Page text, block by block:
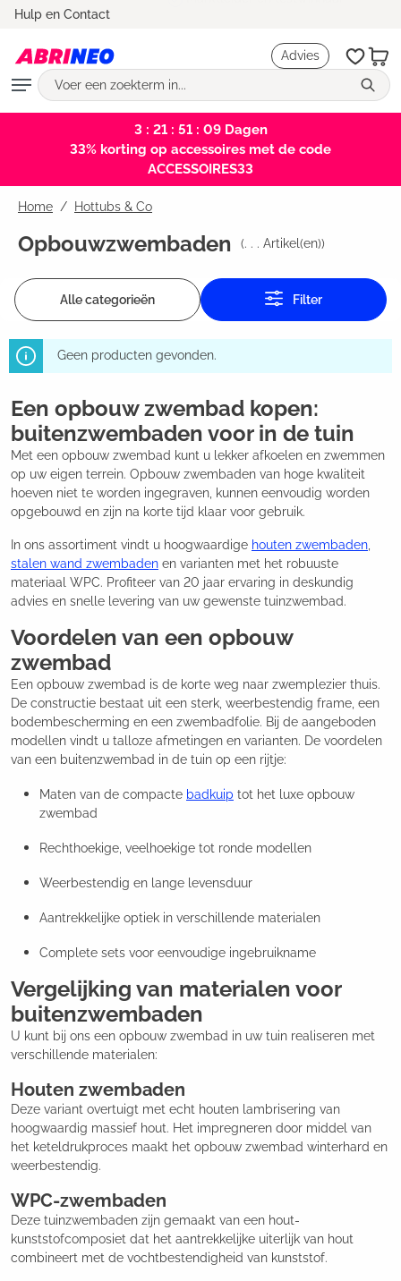
Hulp en Contact
Advies
3 : 21 : 51 : 09Dagen
33% korting op accessoires met de code
ACCESSOIRES33
Home Hottubs & Co
Opbouwzwembaden (. . . Artikel(en))
Alle categorieën Filter
Geen producten gevonden.
Een opbouw zwembad kopen:
buitenzwembaden voor in de tuin
Met een opbouw zwembad kunt u lekker afkoelen en zwemmen
op uw eigen terrein. Opbouw zwembaden van hoge kwaliteit
hoeven niet te worden ingegraven, kunnen eenvoudig worden
opgebouwd en zijn na korte tijd klaar voor gebruik.
In ons assortiment vindt u hoogwaardige houten zwembaden,
stalen wand zwembaden en varianten met het robuuste
materiaal WPC. Profiteer van 20 jaar ervaring in deskundig
advies en snelle levering van uw gewenste tuinzwembad.
Voordelen van een opbouw
zwembad
Een opbouw zwembad is de korte weg naar zwemplezier thuis.
De constructie bestaat uit een sterk, weerbestendig frame, een
bodembescherming en een zwembadfolie. Bij de aangeboden
modellen vindt u talloze afmetingen en varianten. De voordelen
van een buitenzwembad in de tuin op een rijtje:
Maten van de compacte badkuip tot het luxe opbouw
zwembad
Rechthoekige, veelhoekige tot ronde modellen
Weerbestendig en lange levensduur
Aantrekkelijke optiek in verschillende materialen
Complete sets voor eenvoudige ingebruikname
Vergelijking van materialen voor
buitenzwembaden
U kunt bij ons een opbouw zwembad in uw tuin realiseren met
verschillende materialen:
Houten zwembaden
Deze variant overtuigt met echt houten lambrisering van
hoogwaardig massief hout. Het impregneren door middel van
het keteldrukproces maakt het opbouw zwembad winterhard en
weerbestendig.
WPC-zwembaden
Deze tuinzwembaden zijn gemaakt van een hout-
kunststofcomposiet dat het aantrekkelijke uiterlijk van hout
combineert met de vochtbestendigheid van kunststof.